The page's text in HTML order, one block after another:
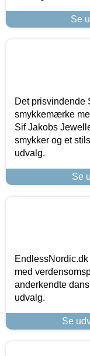
Se
Det prisvindende
smykkemærke
Sif Jakobs
smykker og et
udvalg.
Se
med
anderkendte
udvalg.
Se